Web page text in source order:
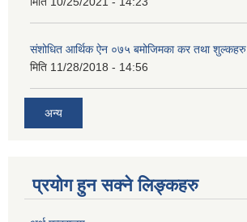
संशोधित आर्थिक ऐन ०७५ बमोजिमका कर तथा शुल्कहरु
मिति 11/28/2018 - 14:56
अन्य
प्रयोग हुन सक्ने लिङ्कहरु